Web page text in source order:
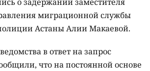
миграционной службы
Астаны Алии Макаевой.
в ответ на запрос
что на постоянной основе